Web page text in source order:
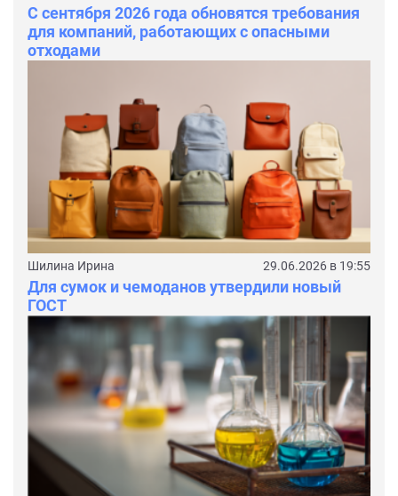
С сентября 2026 года обновятся требования
для компаний, работающих с опасными
отходами
Шилина Ирина 29.06.2026 в 19:55
Для сумок и чемоданов утвердили новый
ГОСТ